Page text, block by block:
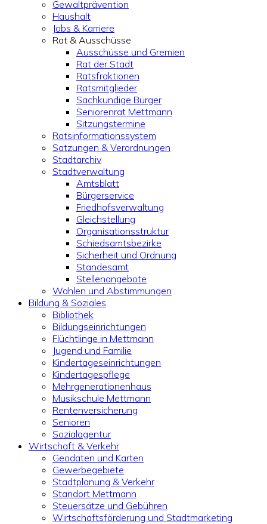
Gewaltprävention
Haushalt
Jobs & Karriere
Rat & Ausschüsse
Ausschüsse und Gremien
Rat der Stadt
Ratsfraktionen
Ratsmitglieder
Sachkundige Bürger
Seniorenrat Mettmann
Sitzungstermine
Ratsinformationssystem
Satzungen & Verordnungen
Stadtarchiv
Stadtverwaltung
Amtsblatt
Bürgerservice
Friedhofsverwaltung
Gleichstellung
Organisationsstruktur
Schiedsamtsbezirke
Sicherheit und Ordnung
Standesamt
Stellenangebote
Wahlen und Abstimmungen
Bildung & Soziales
Bibliothek
Bildungseinrichtungen
Flüchtlinge in Mettmann
Jugend und Familie
Kindertageseinrichtungen
Kindertagespflege
Mehrgenerationenhaus
Musikschule Mettmann
Rentenversicherung
Senioren
Sozialagentur
Wirtschaft & Verkehr
Geodaten und Karten
Gewerbegebiete
Stadtplanung & Verkehr
Standort Mettmann
Steuersätze und Gebühren
Wirtschaftsförderung und Stadtmarketing